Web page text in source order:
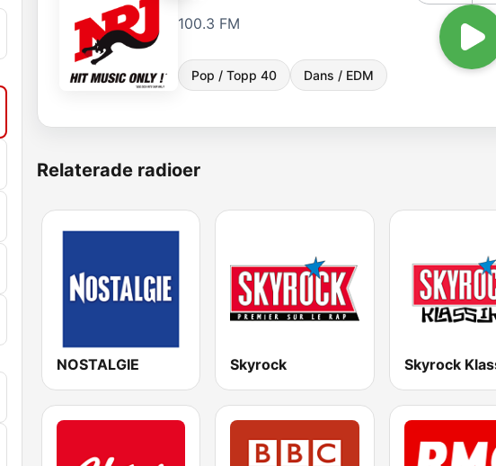
100.3 FM
Pop / Topp 40 Dans / EDM
Relaterade radioer
NOSTALGIE Skyrock Skyrock